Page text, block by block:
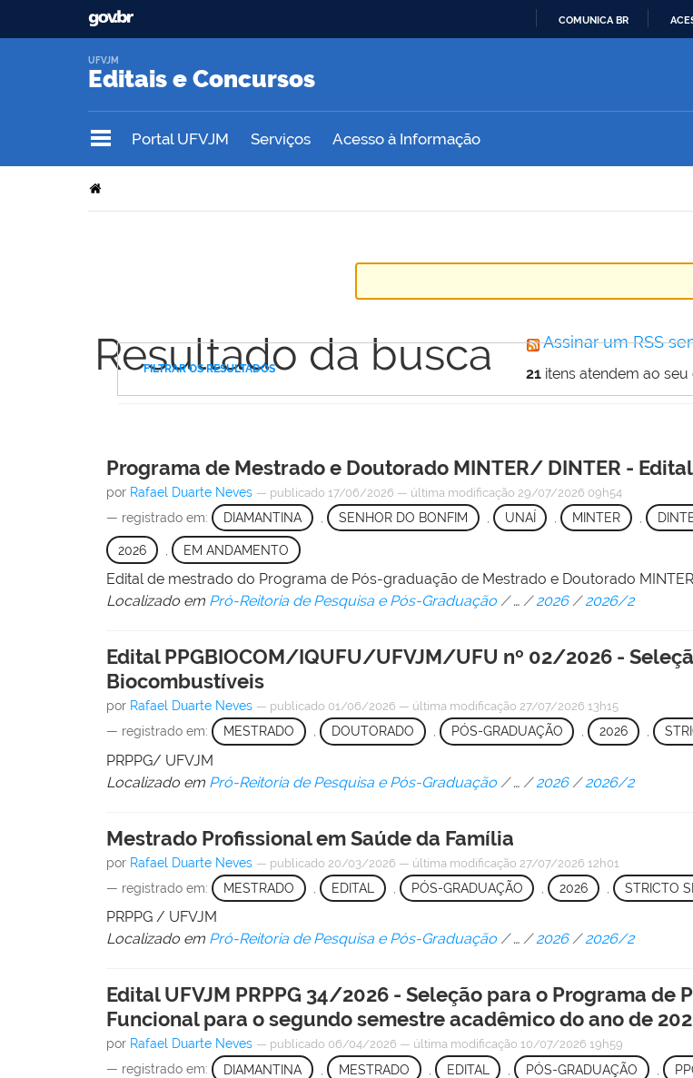
COMUNICA BR
Editais e Concursos
UFVJM
Portal UFVJM Serviços Acesso à Informação
Resultado da busca Assinar um RSS
21itens atendem ao seu
FILTRAR OS RESULTADOS
Programa de Mestrado e Doutorado MINTER/ DINTER -
por Rafael Duarte Neves — publicado 17/06/2026 — última modificação 29/07/2026 09h54
— registrado em: DIAMANTINA SENHOR DO BONFIM UNAÍ , MINTER ,
2026 EM ANDAMENTO
Edital de mestrado do Programa de Pós-graduação de Mestrado e Doutorado
Localizado em Pró-Reitoria de Pesquisa e Pós-Graduação /…/2026 /2026/2
Edital PPGBIOCOM/IQUFU/UFVJM/UFU nº 02/2026 -
Biocombustíveis
por Rafael Duarte Neves — publicado 01/06/2026 — última modificação 27/07/2026 13h15
— registrado em: MESTRADO , DOUTORADO , PÓS-GRADUAÇÃO , 2026 ,
PRPPG/ UFVJM
Localizado em Pró-Reitoria de Pesquisa e Pós-Graduação /… /2026 /2026/2
Mestrado Profissional em Saúde da Família
por Rafael Duarte Neves — publicado 20/03/2026 — última modificação 27/07/2026 12h01
— registrado em: MESTRADO EDITAL PÓS-GRADUAÇÃO , 2026 , STRICTO
PRPPG / UFVJM
Localizado em Pró-Reitoria de Pesquisa e Pós-Graduação /…/2026 /2026/2
Edital UFVJM PRPPG 34/2026 - Seleção para o Programa
Funcional para o segundo semestre acadêmico do ano de
por Rafael Duarte Neves — publicado 06/04/2026 — última modificação 10/07/2026 19h59
— registrado em: DIAMANTINA MESTRADO EDITAL , PÓS-GRADUAÇÃO ,